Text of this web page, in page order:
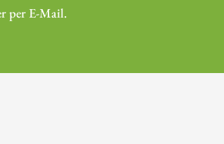
per E-Mail.